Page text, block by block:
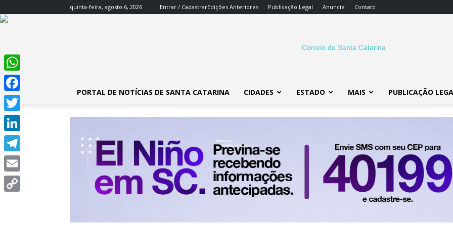
quinta-feira, agosto 6, 2026 Entrar / CadastrarEdições Anteriores Publicação Legal Anuncie Contato
SC
PORTAL DE NOTÍCIAS DE SANTA CATARINA CIDADES ESTADO MAIS PUBLICAÇÃO
WhatsApp
Facebook
Twitter
LinkedIn
Telegram
Email